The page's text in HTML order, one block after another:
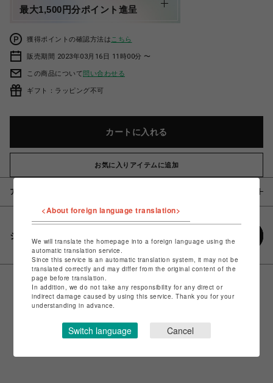
最大1,500円分ポイント進呈
獲得ポイントの確認方法は こちら
販売期間 2023年03月16日 11時00分 〜
この商品について問い合わせる
ギフト：ラッピング不可
カートに入れる
お気に入りアイテムに追加
アイテム説明 / 素材
シェアする
<About foreign language translation>
We will translate the homepage into a foreign language using the
automatic translation service.
Since this service is an automatic translation system, it may not be
translated correctly and may differ from the original content of the
page before translation.
In addition, we do not take any responsibility for any direct or
indirect damage caused by using this service. Thank you for your
understanding in advance.
Switch language Cancel